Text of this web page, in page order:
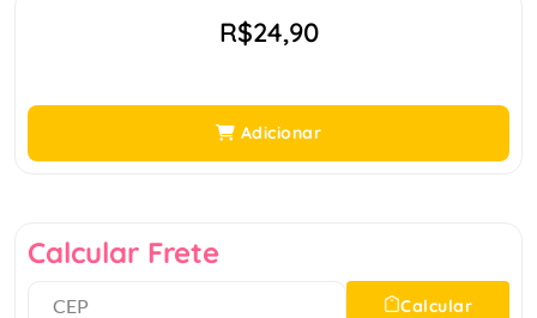
capacidade de aprendizagem e omegas 3 e 6 que
Extrato de Yucca: reduz o odor das fezes em ate 50,
favorecendo as condicoes do ambientebr Prebiotico
para o desenvolvimento cerebral do filhote, o DHA atua
na melhora da capacidade de aprendizagembr Controle
do pH da urina: niveis equilibrados de minerais ara
R$24,90
Adicionar
Calcular Frete
Calcular